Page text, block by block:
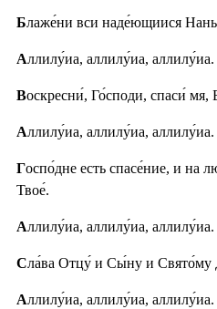
Блаже́ни вси наде́ющиися
Аллилу́иа, аллилу́иа, аллилу́иа.
Воскресни́, Го́споди, спаси́ мя,
Аллилу́иа, аллилу́иа, аллилу́иа.
Госпо́дне есть спасе́ние, и на
Твое́.
Аллилу́иа, аллилу́иа, аллилу́иа.
Сла́ва Отцу́ и Сы́ну и Свято́му
Аллилу́иа, аллилу́иа, аллилу́иа.